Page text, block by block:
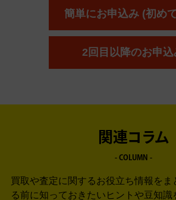
簡単にお申込み (初め
2回目以降のお申込
関連コラム
- COLUMN -
買取や査定に関するお役立ち情報をま
る前に知っておきたいヒントや豆知